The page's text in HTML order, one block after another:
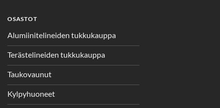
OSASTOT
Alumiinitelineiden tukkukauppa
Terästelineiden tukkukauppa
Taukovaunut
Kylpyhuoneet